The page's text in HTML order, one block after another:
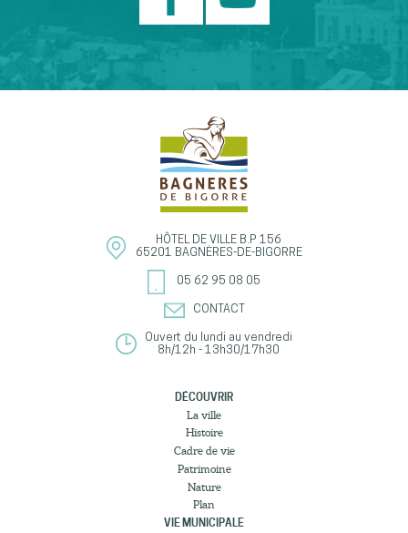
HÔTEL DE VILLE B.P 156
65201 BAGNÈRES-DE-BIGORRE
05 62 95 08 05
CONTACT
Ouvert du lundi au vendredi
8h/12h - 13h30/17h30
DÉCOUVRIR
La ville
Histoire
Cadre de vie
Patrimoine
Nature
Plan
VIE MUNICIPALE